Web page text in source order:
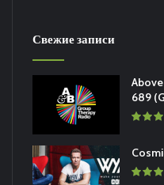
Свежие записи
689